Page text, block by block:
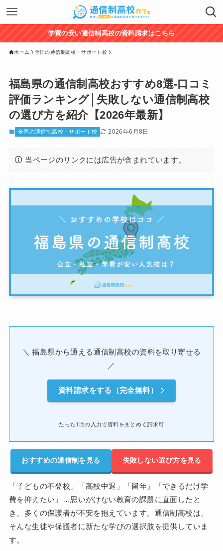
学費の安い通信制高校の資料請求はこちら
ホーム 全国の通信制高校・サポート校
福島県の通信制高校おすすめ8選‐口コミ
評価ランキング│失敗しない通信制高校
の選び方を紹介【2026年最新】
全国の通信制高校・サポート校 2026年6月8日
当ページのリンクには広告が含まれています。
＼ 福島県から通える通信制高校の資料を取り寄せる
／
資料請求をする（完全無料）
たった1回の入力で資料をまとめて請求可
おすすめの通信制を見る 失敗しない選び方を見る
「子どもの不登校」「高校中退」「留年」「できるだけ学
費を抑えたい」…思いがけない教育の課題に直面したと
き、多くの保護者が不安を抱えています。通信制高校は、
そんな生徒や保護者に新たな学びの選択肢を提供していま
す。